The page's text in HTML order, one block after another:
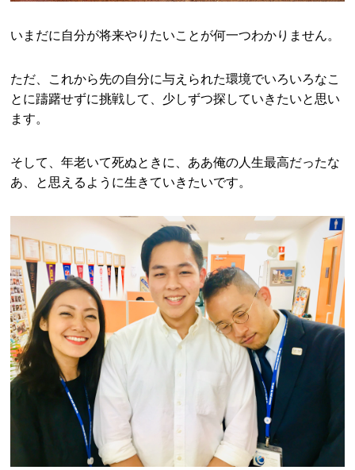
いまだに自分が将来やりたいことが何一つわかりません。
ただ、これから先の自分に与えられた環境でいろいろなこ
とに躊躇せずに挑戦して、少しずつ探していきたいと思い
ます。
そして、年老いて死ぬときに、ああ俺の人生最高だったな
あ、と思えるように生きていきたいです。